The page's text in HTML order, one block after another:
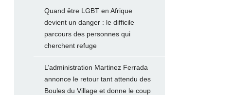
Quand être LGBT en Afrique
devient un danger : le difficile
parcours des personnes qui
cherchent refuge
L’administration Martinez Ferrada
annonce le retour tant attendu des
Boules du Village et donne le coup